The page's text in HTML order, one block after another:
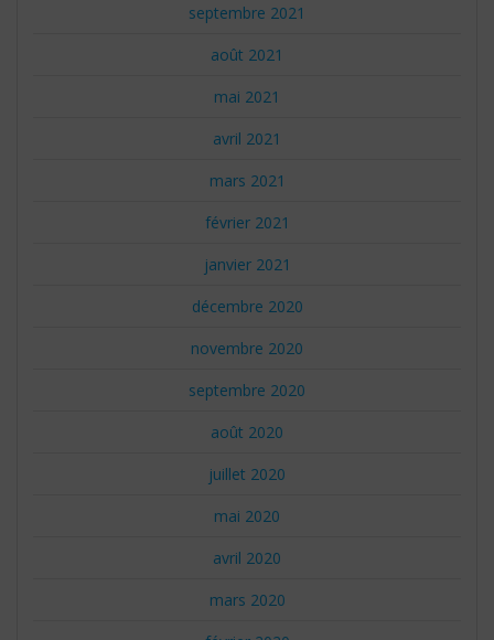
septembre 2021
août 2021
mai 2021
avril 2021
mars 2021
février 2021
janvier 2021
décembre 2020
novembre 2020
septembre 2020
août 2020
juillet 2020
mai 2020
avril 2020
mars 2020